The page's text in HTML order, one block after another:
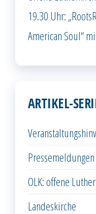
19.30 Uhr:
American Soul“
ARTIKEL-
Pressemeldungen
OLK: offene
Landeskirche